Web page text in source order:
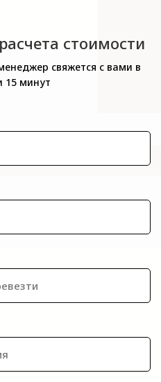
стоимости
свяжется с вами в
15 минут